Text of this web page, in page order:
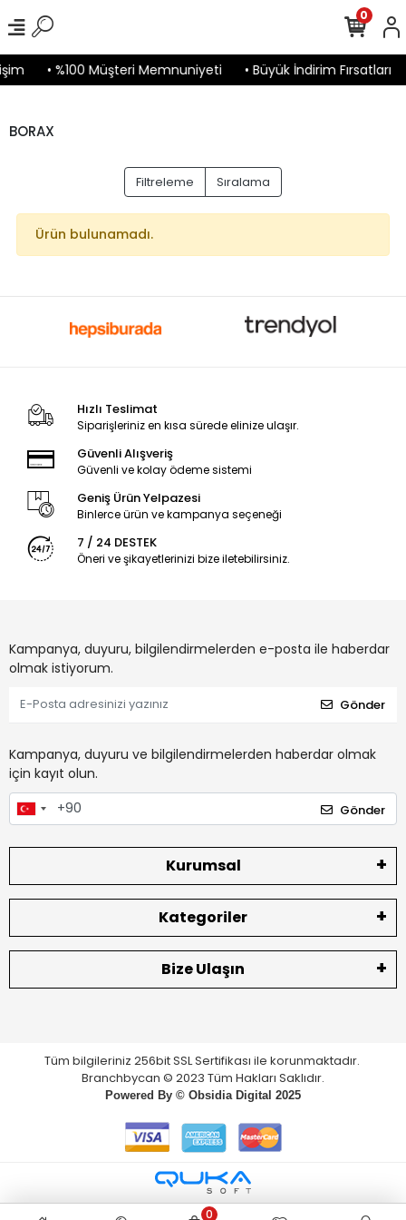
• %100 Müşteri Memnuniyeti • Büyük İndirim Fırsatları
0
BORAX
Filtreleme Sıralama
Ürün bulunamadı.
Hızlı Teslimat
Siparişleriniz en kısa sürede elinize ulaşır.
Güvenli Alışveriş
Güvenli ve kolay ödeme sistemi
Geniş Ürün Yelpazesi
Binlerce ürün ve kampanya seçeneği
7 / 24 DESTEK
Öneri ve şikayetlerinizi bize iletebilirsiniz.
Kampanya, duyuru, bilgilendirmelerden e-posta ile haberdar
olmak istiyorum.
Gönder
Kampanya, duyuru ve bilgilendirmelerden haberdar olmak
için kayıt olun.
Gönder
Kurumsal
Kategoriler
Bize Ulaşın
Tüm bilgileriniz 256bit SSL Sertifikası ile korunmaktadır.
Branchbycan © 2023 Tüm Hakları Saklıdır.
Powered By © Obsidia Digital 2025
0